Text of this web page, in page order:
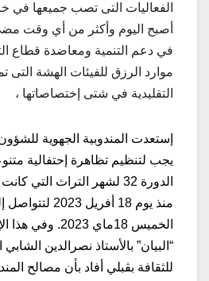
الفعاليات التى تصب جميعها في
أصبح اليوم وأكثر من أي وقت
في دعم التنمية ومعاضدة قطاع
موارد الرزق للفيئات الهشة
التقليدية في شتى إختصاصاتها ،
إستعدت المندوبية الجهوية
يجب لتنظيم تظاهرة إحتفالية
الدورة 32 لشهر التراث التي
منذ يوم 18 أفريل
الخميس 18ماي
“البيان” بالأستاذ نصرالدين
للثقافة بڨبلي أفاد بأن مصالح